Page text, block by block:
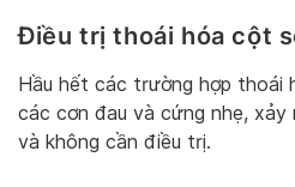
Điều trị thoái hóa cột
Hầu hết các trường hợp thoái
các cơn đau và cứng nhẹ, xảy
và không cần điều trị.